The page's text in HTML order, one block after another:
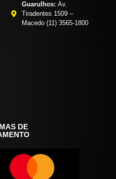
Guarulhos: Av.
Tiradentes 1509 –
Macedo (11) 3565-1800
DE